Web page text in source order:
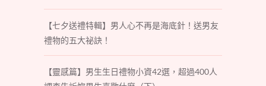
【七夕送禮特輯】男人心不再是海底針！送男友
禮物的五大祕訣！
【靈感篇】男生生日禮物小資42選，超過400人